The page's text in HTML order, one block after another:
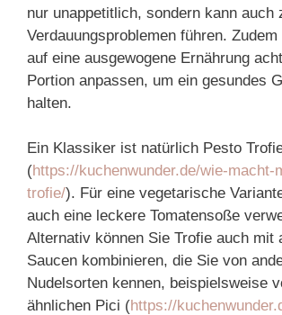
nur unappetitlich, sondern kann auch
Verdauungsproblemen führen.
auf eine ausgewogene Ernährung
Portion anpassen, um ein gesundes
halten.
Ein Klassiker ist natürlich Pesto
(https://kuchenwunder.de/wie-macht-
trofie/). Für eine vegetarische
auch eine leckere Tomatensoße
Alternativ können Sie Trofie auch mit
Saucen kombinieren, die Sie von
Nudelsorten kennen, beispielsweise
ähnlichen Pici (https://